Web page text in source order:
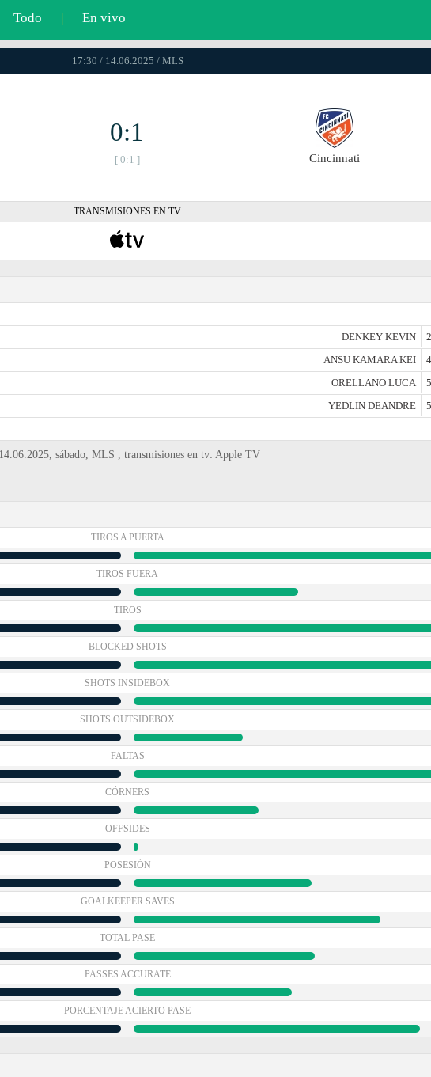
Todo | En vivo
17:30 / 14.06.2025 / MLS
0:1
[ 0:1 ] Cincinnati
TRANSMISIONES EN TV
DENKEY KEVIN
ANSU KAMARA KEI
ORELLANO LUCA
YEDLIN DEANDRE
sábado, MLS , transmisiones en tv: Apple TV
TIROS A PUERTA
TIROS FUERA
TIROS
BLOCKED SHOTS
SHOTS INSIDEBOX
SHOTS OUTSIDEBOX
FALTAS
CÓRNERS
OFFSIDES
POSESIÓN
GOALKEEPER SAVES
TOTAL PASE
PASSES ACCURATE
PORCENTAJE ACIERTO PASE